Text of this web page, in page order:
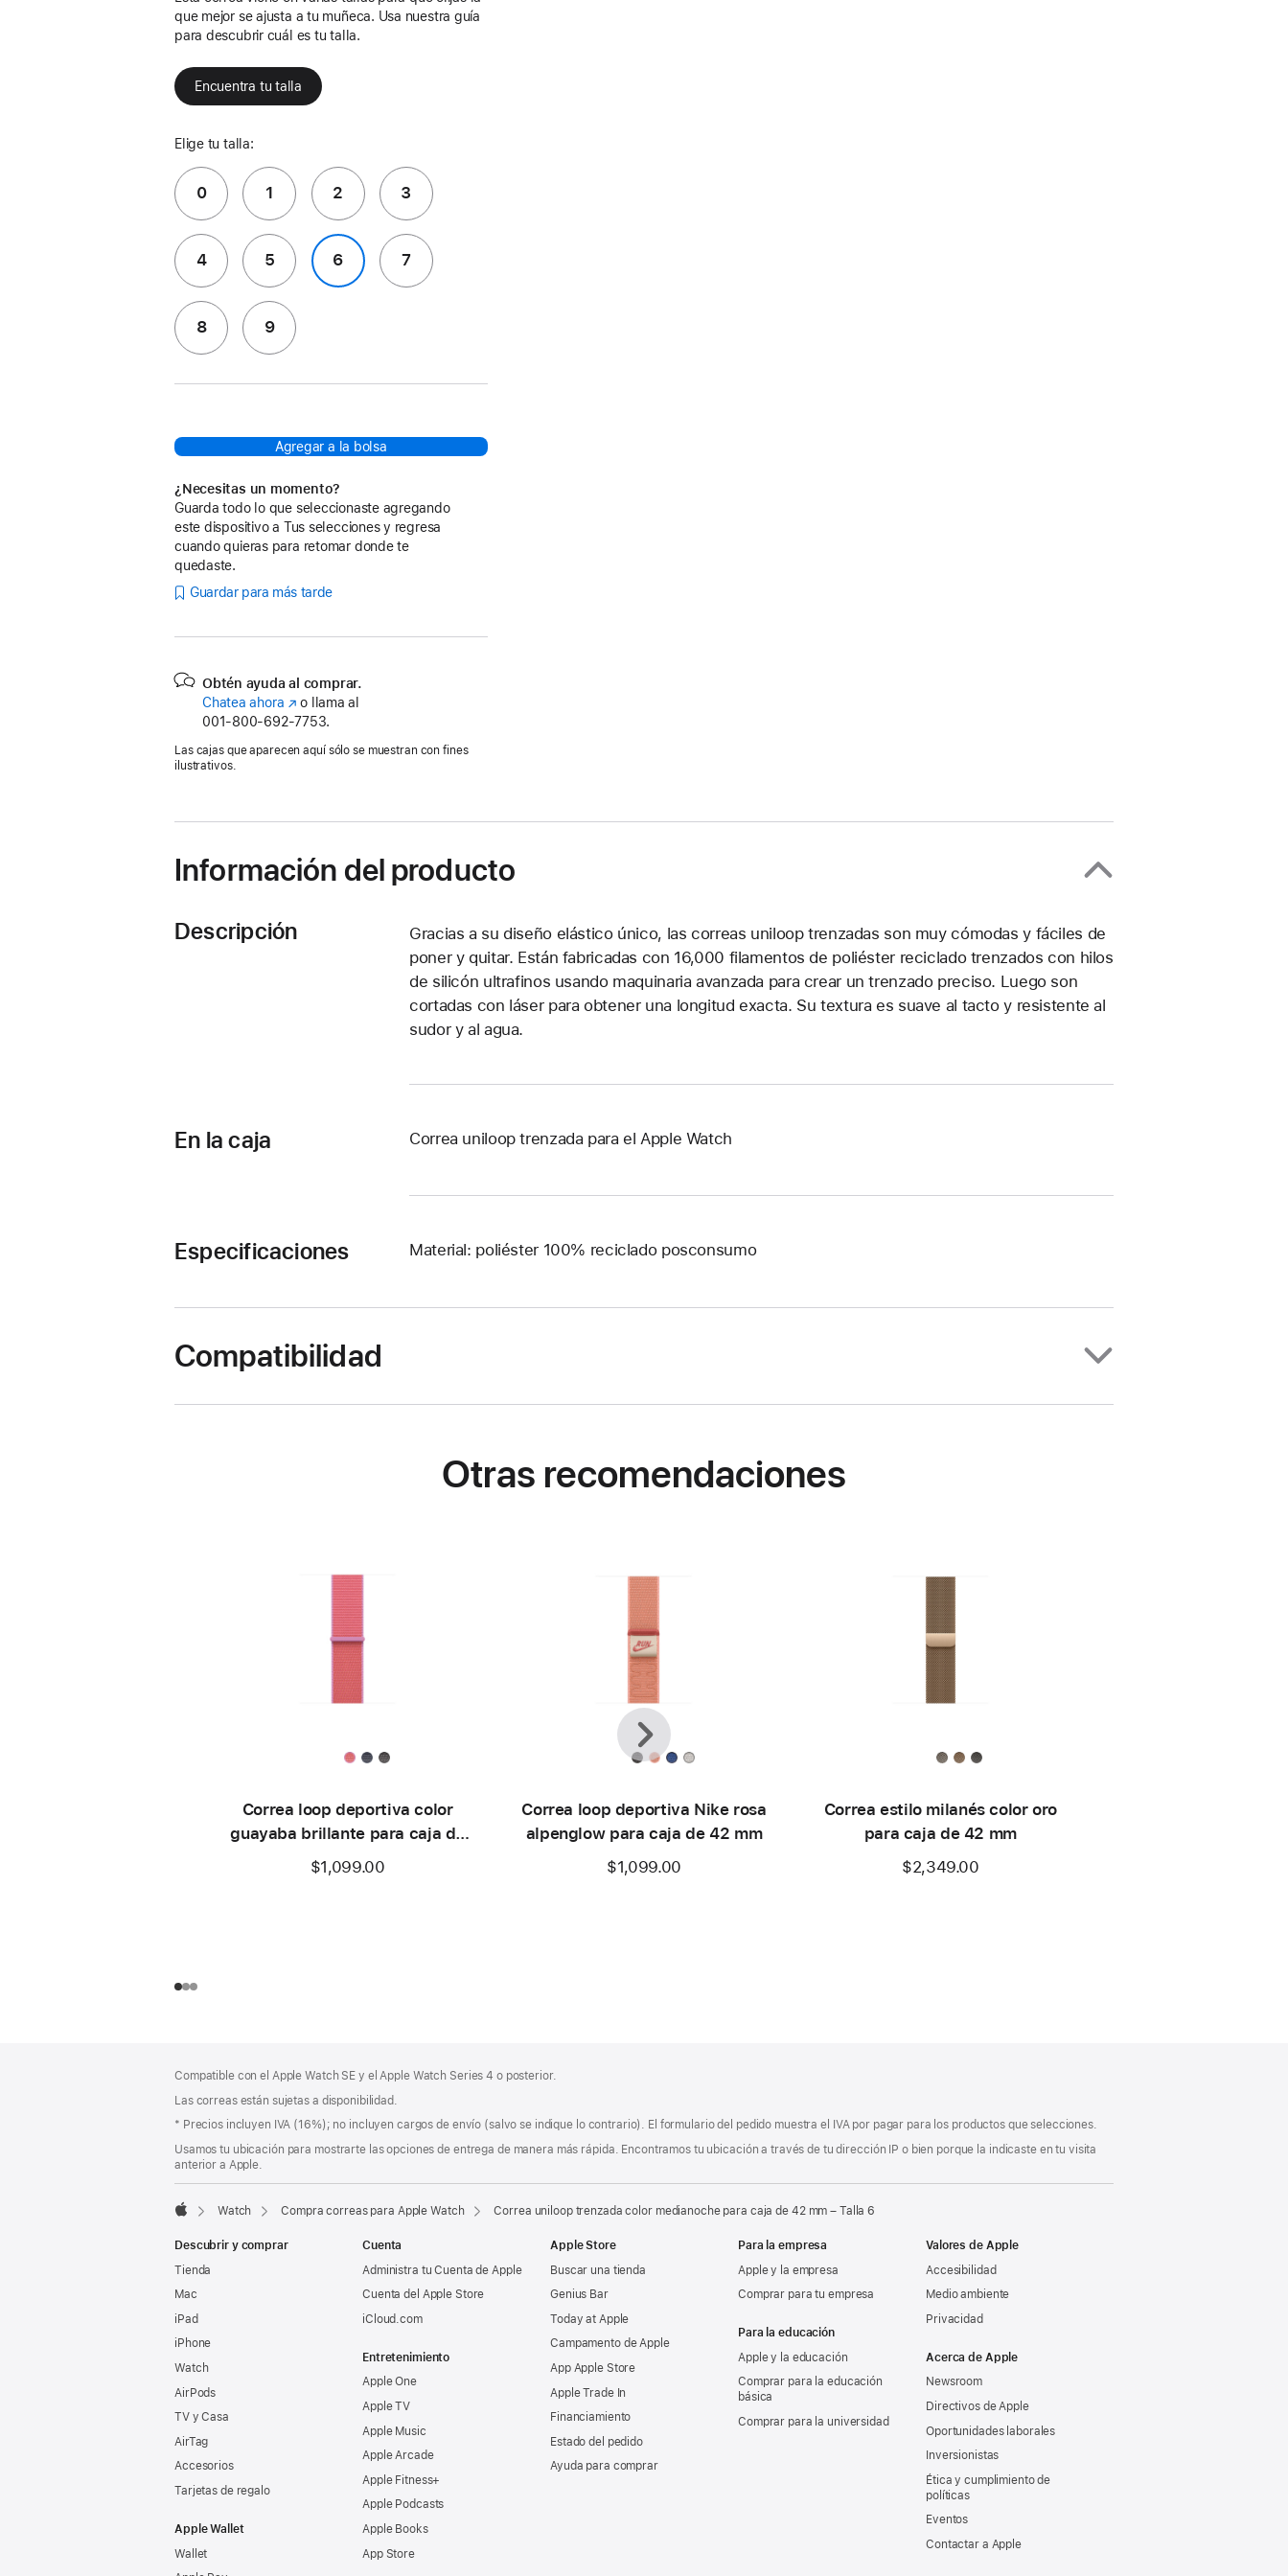
que mejor se ajusta a tu muñeca. Usa nuestra guía
para descubrir cuál es tu talla.
Encuentra tu talla
Elige tu talla:
0 1 2 3
4 5 6 7
8 9
Agregar a la bolsa
¿Necesitas un momento?
Guarda todo lo que seleccionaste agregando
este dispositivo a Tus selecciones y regresa
cuando quieras para retomar donde te
quedaste.
Guardar para más tarde
Obtén ayuda al comprar.
Chatea ahora (se
abre
una
o llama al
001‑800‑692‑7753.
Las cajas que aparecen aquí sólo se muestran con fines
ilustrativos.
Información del producto
Descripción
Gracias a su diseño elástico único, las correas uniloop trenzadas son muy cómodas y fáciles de
poner y quitar. Están fabricadas con 16,000 filamentos de poliéster reciclado trenzados con hilos
de silicón ultrafinos usando maquinaria avanzada para crear un trenzado preciso. Luego son
cortadas con láser para obtener una longitud exacta. Su textura es suave al tacto y resistente al
sudor y al agua.
En la caja Correa uniloop trenzada para el Apple Watch
Especificaciones Material: poliéster 100% reciclado posconsumo
Compatibilidad
Otras recomendaciones
Correa loop deportiva color
guayaba brillante para caja de
42 mm
$1,099.00
Correa loop deportiva Nike rosa
alpenglow para caja de 42 mm
$1,099.00
Correa estilo milanés color oro
para caja de 42 mm
$2,349.00
Anterior
Siguiente
de
página
a
pie
de
Compatible con el Apple Watch SE y el Apple Watch Series 4 o posterior.
Las correas están sujetas a disponibilidad.
Nota
pie
de
página
* Precios incluyen IVA (16%); no incluyen cargos de envío (salvo se indique lo contrario). El formulario del pedido muestra el IVA por pagar para los productos que selecciones.
Usamos tu ubicación para mostrarte las opciones de entrega de manera más rápida. Encontramos tu ubicación a través de tu dirección IP o bien porque la indicaste en tu visita
anterior a Apple.
Watch Compra correas para Apple Watch Correa uniloop trenzada color medianoche para caja de 42 mm – Talla 6
Descubrir y comprar
Tienda
Mac
iPad
iPhone
Watch
AirPods
TV y Casa
AirTag
Accesorios
Tarjetas de regalo
Apple Wallet
Wallet
Cuenta
Administra tu Cuenta de Apple
Cuenta del Apple Store
iCloud.com
Entretenimiento
Apple One
Apple TV
Apple Music
Apple Arcade
Apple Fitness+
Apple Podcasts
Apple Books
App Store
Apple Store
Buscar una tienda
Genius Bar
Today at Apple
Campamento de Apple
App Apple Store
Apple Trade In
Financiamiento
Estado del pedido
Ayuda para comprar
Para la empresa
Apple y la empresa
Comprar para tu empresa
Para la educación
Apple y la educación
Comprar para la educación
básica
Comprar para la universidad
Valores de Apple
Accesibilidad
Medio ambiente
Privacidad
Acerca de Apple
Newsroom
Directivos de Apple
Oportunidades laborales
Inversionistas
Ética y cumplimiento de
políticas
Eventos
Contactar a Apple